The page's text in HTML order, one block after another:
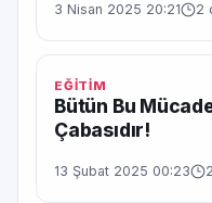
3 Nisan 2025 20:21 2
EĞİTİM
Bütün Bu
Çabasıdır!
13 Şubat 2025 00:23